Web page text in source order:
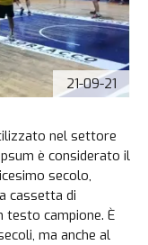
21-09-21
nel settore
è considerato il
secolo,
cassetta di
testo campione. È
ma anche al